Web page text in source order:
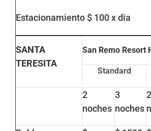
Estacionamiento $ 100 x dia
SANTA
TERESITA
San Remo Resort
Standard
2
noches
3
noches
2